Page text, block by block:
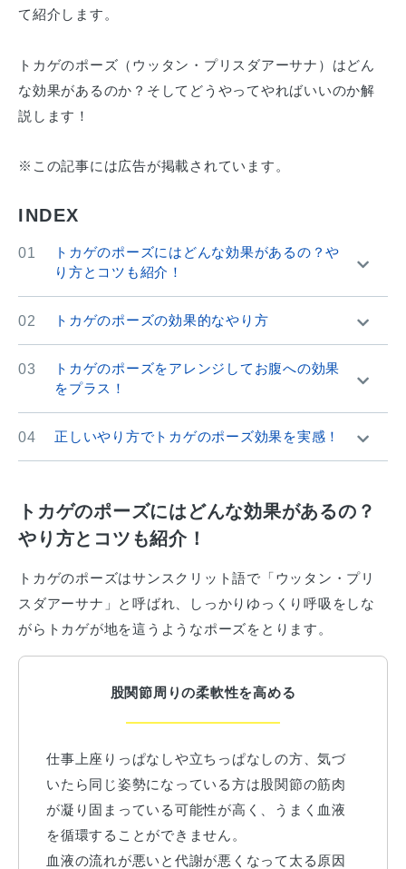
て紹介します。
トカゲのポーズ（ウッタン・プリスダアーサナ）はどん
な効果があるのか？そしてどうやってやればいいのか解
説します！
INDEX
01
トカゲのポーズにはどんな効果があるの？や
り方とコツも紹介！
02 トカゲのポーズの効果的なやり方
03
トカゲのポーズをアレンジしてお腹への効果
をプラス！
04 正しいやり方でトカゲのポーズ効果を実感！
トカゲのポーズにはどんな効果があるの？
やり方とコツも紹介！
トカゲのポーズはサンスクリット語で「ウッタン・プリ
スダアーサナ」と呼ばれ、しっかりゆっくり呼吸をしな
がらトカゲが地を這うようなポーズをとります。
股関節周りの柔軟性を高める
仕事上座りっぱなしや立ちっぱなしの方、気づ
いたら同じ姿勢になっている方は股関節の筋肉
が凝り固まっている可能性が高く、うまく血液
を循環することができません。
血液の流れが悪いと代謝が悪くなって太る原因